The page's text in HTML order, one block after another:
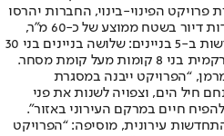
פרויקט הפינוי-בינוי, החברות יהרסו
7 בנייני “רכבת" ישנים עם 119 יחידות דיור בשטח ממוצע של כ-60 מ"ר,
ויבנו במקומם 467 יחידות דיור חדשות ב-5 בניינים: שלושה בניינים בני 30
קומות ועוד שני בניינים בבנייה מרקמית בני 8 קומות מעל קומת מסחר.
“הפרויקט ייבנה במסגרת
חיל הים, וצפויה לשנות את פני
חיים במרקם העירוני באזור".
עירונית, מוסיפה: “הפרויקט